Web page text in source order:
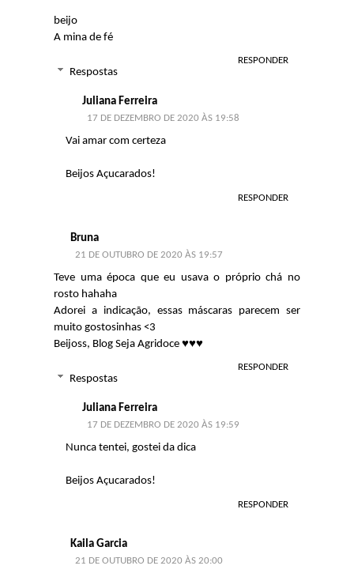
beijo
A mina de fé
RESPONDER
Respostas
Juliana Ferreira
17 DE DEZEMBRO DE 2020 ÀS 19:58
Vai amar com certeza
Beijos Açucarados!
RESPONDER
Bruna
21 DE OUTUBRO DE 2020 ÀS 19:57
Teve uma época que eu usava o próprio chá no
rosto hahaha
Adorei a indicação, essas máscaras parecem ser
muito gostosinhas <3
Beijoss, Blog Seja Agridoce ♥️♥️♥️
RESPONDER
Respostas
Juliana Ferreira
17 DE DEZEMBRO DE 2020 ÀS 19:59
Nunca tentei, gostei da dica
Beijos Açucarados!
RESPONDER
Kaila Garcia
21 DE OUTUBRO DE 2020 ÀS 20:00